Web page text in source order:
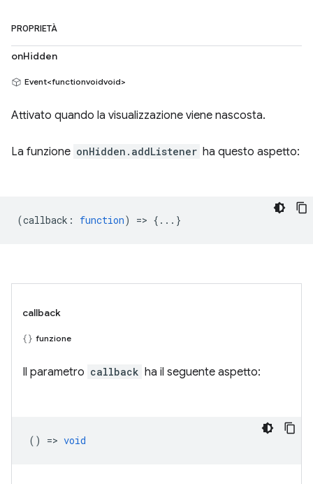
PROPRIETÀ
onHidden
Event<functionvoidvoid>
Attivato quando la visualizzazione viene nascosta.
La funzione onHidden.addListener ha questo aspetto:
(callback : function) => {...}
callback
funzione
Il parametro callback ha il seguente aspetto:
() => void